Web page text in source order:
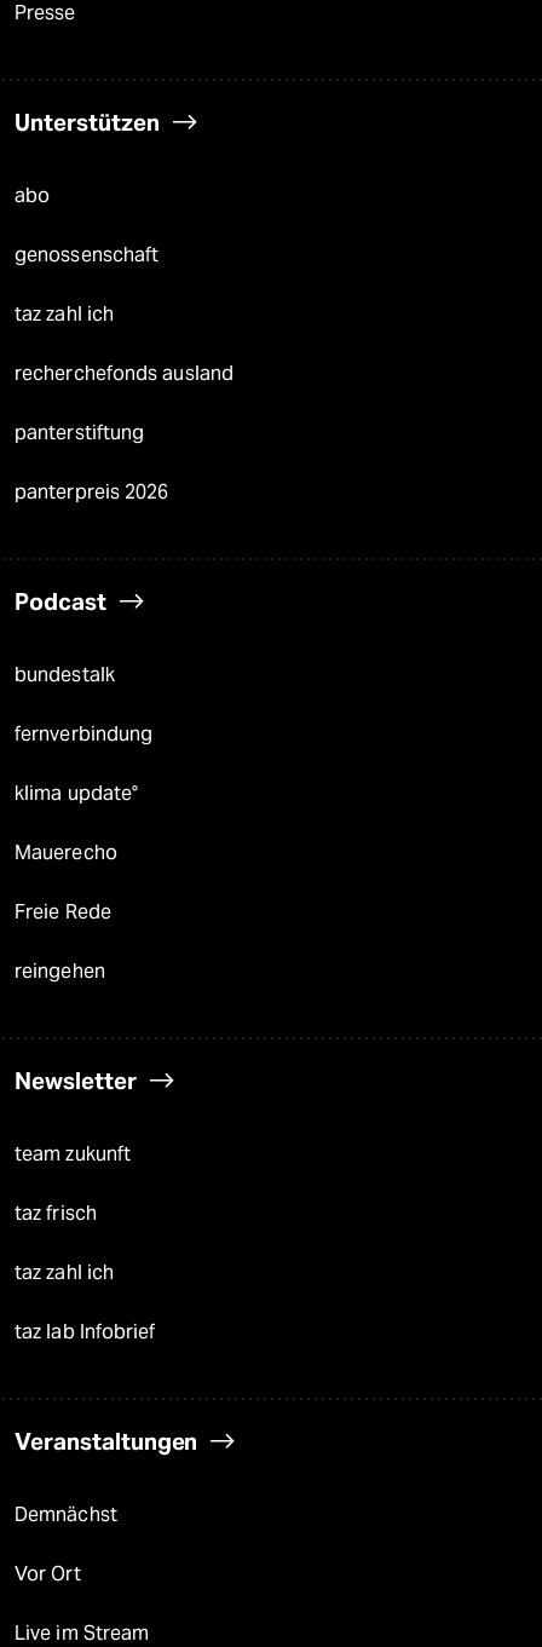
Presse
Unterstützen
abo
genossenschaft
taz zahl ich
recherchefonds ausland
panterstiftung
panterpreis 2026
Podcast
bundestalk
fernverbindung
klima update°
Mauerecho
Freie Rede
reingehen
Newsletter
team zukunft
taz frisch
taz zahl ich
taz lab Infobrief
Veranstaltungen
Demnächst
Vor Ort
Live im Stream